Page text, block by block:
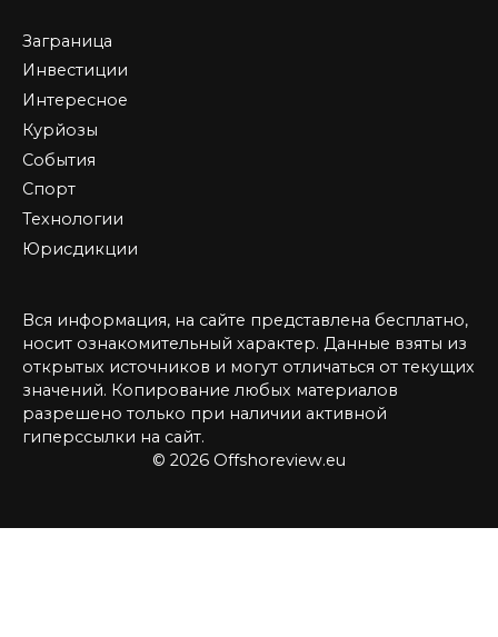
Заграница
Инвестиции
Интересное
Курйозы
События
Спорт
Технологии
Юрисдикции
Вся информация, на сайте представлена бесплатно,
носит ознакомительный характер. Данные взяты из
открытых источников и могут отличаться от текущих
значений. Копирование любых материалов
разрешено только при наличии активной
гиперссылки на сайт.
© 2026 Offshoreview.eu